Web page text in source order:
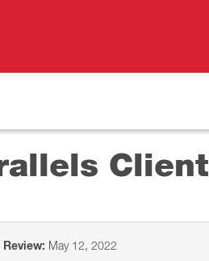
Client
Review: May 12, 2022